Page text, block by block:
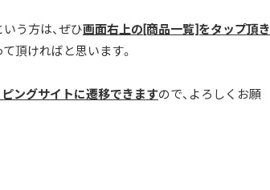
う方は、ぜひ画面右上の[商品一覧]をタップ頂き
頂ければと思います。
ングサイトに遷移できますので、よろしくお願